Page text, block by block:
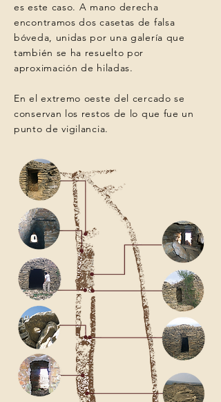
es este caso. A mano derecha
encontramos dos casetas de falsa
bóveda, unidas por una galería que
también se ha resuelto por
aproximación de hiladas.
En el extremo oeste del cercado se
conservan los restos de lo que fue un
punto de vigilancia.